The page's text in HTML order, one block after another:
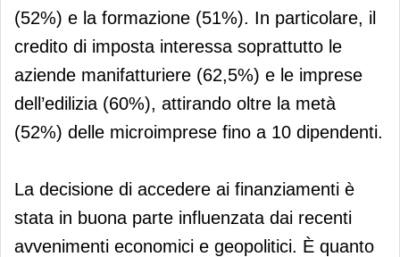
(52%) e la formazione (51%). In particolare, il
credito di imposta interessa soprattutto le
aziende manifatturiere (62,5%) e le imprese
dell’edilizia (60%), attirando oltre la metà
(52%) delle microimprese fino a 10 dipendenti.
La decisione di accedere ai finanziamenti è
stata in buona parte influenzata dai recenti
avvenimenti economici e geopolitici. È quanto